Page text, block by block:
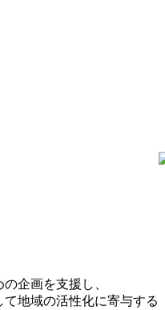
企画を支援し、
地域の活性化に寄与する